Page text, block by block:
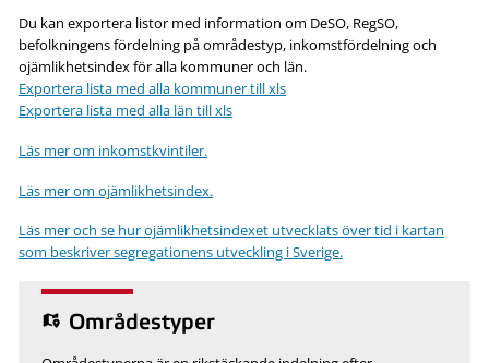
Du kan exportera listor med information om DeSO, RegSO,
befolkningens fördelning på områdestyp, inkomstfördelning och
ojämlikhetsindex för alla kommuner och län.
Exportera lista med alla kommuner till xls
Exportera lista med alla län till xls
Läs mer om inkomstkvintiler.
Läs mer om ojämlikhetsindex.
Läs mer och se hur ojämlikhetsindexet utvecklats över tid i kartan
som beskriver segregationens utveckling i Sverige.
Områdestyper